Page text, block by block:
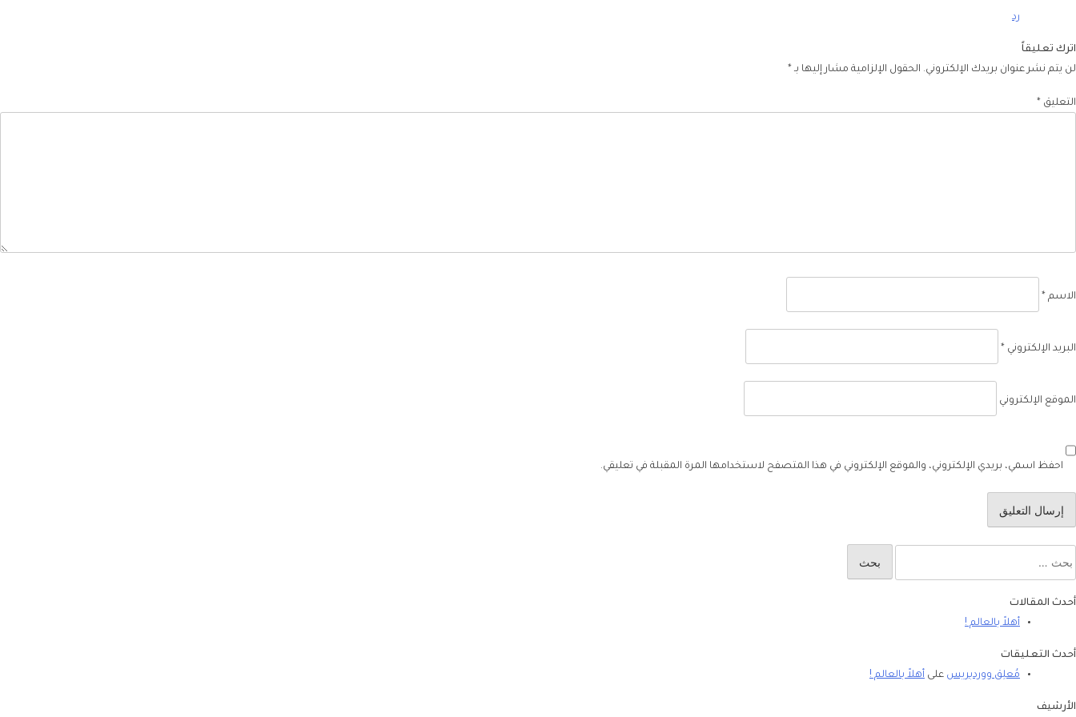
رد
اترك تعليقاً
لن يتم نشر عنوان بريدك الإلكتروني. الحقول الإلزامية مشار إليها بـ *
التعليق *
الاسم *
البريد الإلكتروني *
الموقع الإلكتروني
احفظ اسمي، بريدي الإلكتروني، والموقع الإلكتروني في هذا المتصفح لاستخدامها المرة المقبلة في تعليقي.
أحدث المقالات
أهلاً بالعالم !
أحدث التعليقات
مُعلِق ووردبريس على أهلاً بالعالم !
الأرشيف